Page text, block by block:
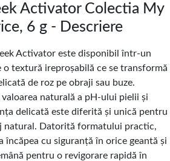
Activator Colectia My
6 g - Descriere
Activator este disponibil într-un
textură ireproșabilă ce se transformă
de roz pe obraji sau buze.
valoarea naturală a pH-ului pielii și
delicată este diferită și unică pentru
natural. Datorită formatului practic,
încăpea cu siguranță în orice geantă și
pentru o revigorare rapidă în